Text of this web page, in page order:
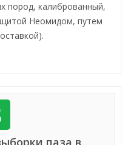
пород, калиброванный,
Неомидом, путем
паза в